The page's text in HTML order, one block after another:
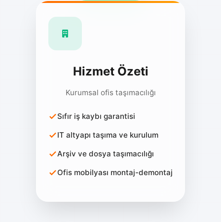
Hizmet Özeti
Kurumsal ofis taşımacılığı
Sıfır iş kaybı garantisi
IT altyapı taşıma ve kurulum
Arşiv ve dosya taşımacılığı
Ofis mobilyası montaj-demontaj